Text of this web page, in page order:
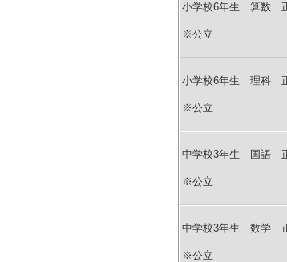
小学校6年生 算数
※公立
小学校6年生 理科
※公立
中学校3年生 国語
※公立
中学校3年生 数学
※公立